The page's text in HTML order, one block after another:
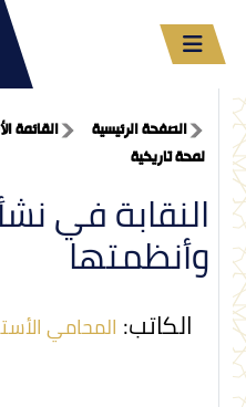
الصفحة الرئيسية القائمة
لمحة تاريخية
النقابة في
وأنظمتها
الكاتب: المحامي